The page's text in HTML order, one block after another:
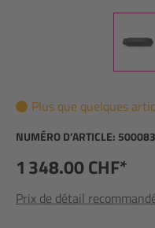
Plus que quelques
NUMÉRO D’ARTICLE: 500083
1 348.00 CHF*
Prix de détail